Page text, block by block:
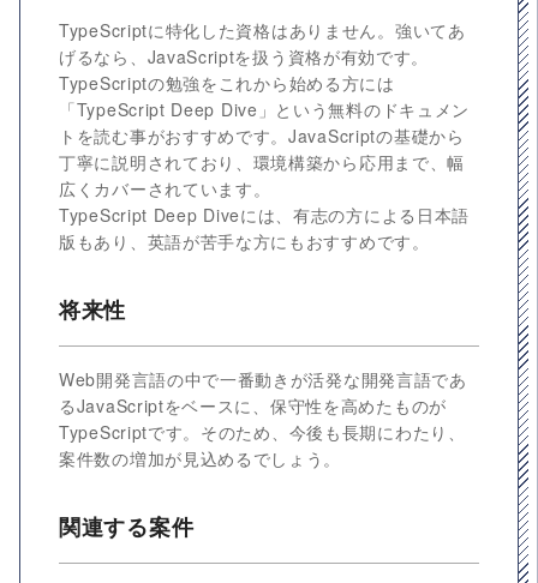
TypeScriptに特化した資格はありません。強いてあ
げるなら、JavaScriptを扱う資格が有効です。
TypeScriptの勉強をこれから始める方には
「TypeScript Deep Dive」という無料のドキュメン
トを読む事がおすすめです。JavaScriptの基礎から
丁寧に説明されており、環境構築から応用まで、幅
広くカバーされています。
TypeScript Deep Diveには、有志の方による日本語
版もあり、英語が苦手な方にもおすすめです。
将来性
Web開発言語の中で一番動きが活発な開発言語であ
るJavaScriptをベースに、保守性を高めたものが
TypeScriptです。そのため、今後も長期にわたり、
案件数の増加が見込めるでしょう。
関連する案件